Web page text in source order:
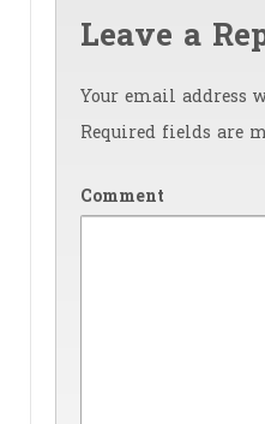
Leave a
Your email address
Required fields are
Comment